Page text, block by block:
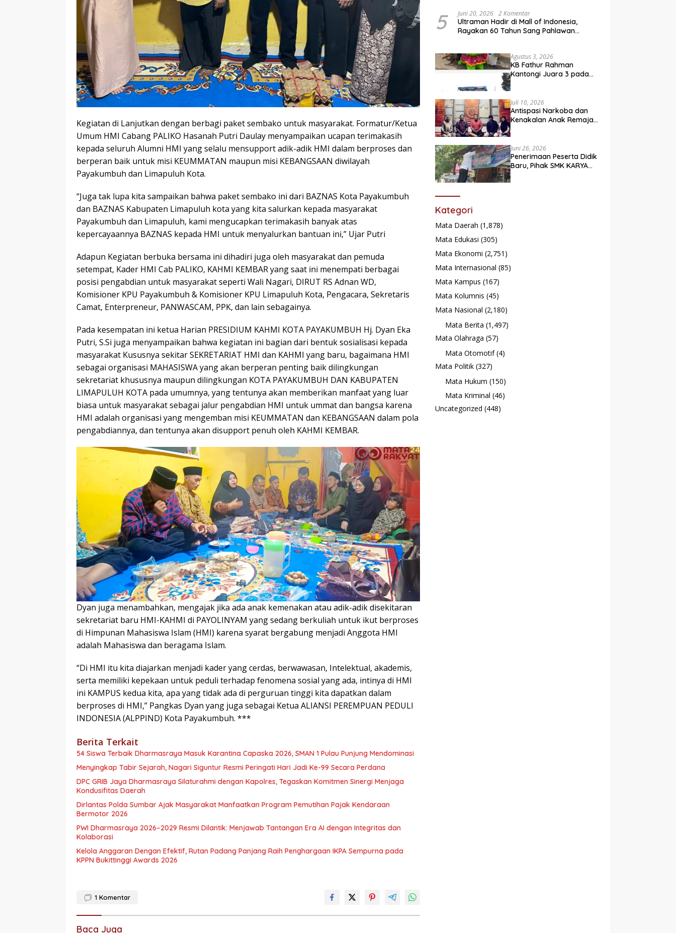
Kegiatan di Lanjutkan dengan berbagi paket sembako untuk masyarakat. Formatur/Ketua
Umum HMI Cabang PALIKO Hasanah Putri Daulay menyampaikan ucapan terimakasih
kepada seluruh Alumni HMI yang selalu mensupport adik-adik HMI dalam berproses dan
berperan baik untuk misi KEUMMATAN maupun misi KEBANGSAAN diwilayah
Payakumbuh dan Limapuluh Kota.
“Juga tak lupa kita sampaikan bahwa paket sembako ini dari BAZNAS Kota Payakumbuh
dan BAZNAS Kabupaten Limapuluh kota yang kita salurkan kepada masyarakat
Payakumbuh dan Limapuluh, kami mengucapkan terimakasih banyak atas
kepercayaannya BAZNAS kepada HMI untuk menyalurkan bantuan ini,” Ujar Putri
Adapun Kegiatan berbuka bersama ini dihadiri juga oleh masyarakat dan pemuda
setempat, Kader HMI Cab PALIKO, KAHMI KEMBAR yang saat ini menempati berbagai
posisi pengabdian untuk masyarakat seperti Wali Nagari, DIRUT RS Adnan WD,
Komisioner KPU Payakumbuh & Komisioner KPU Limapuluh Kota, Pengacara, Sekretaris
Camat, Enterpreneur, PANWASCAM, PPK, dan lain sebagainya.
Pada kesempatan ini ketua Harian PRESIDIUM KAHMI KOTA PAYAKUMBUH Hj. Dyan Eka
Putri, S.Si juga menyampaikan bahwa kegiatan ini bagian dari bentuk sosialisasi kepada
masyarakat Kususnya sekitar SEKRETARIAT HMI dan KAHMI yang baru, bagaimana HMI
sebagai organisasi MAHASISWA yang akan berperan penting baik dilingkungan
sekretariat khususnya maupun dilingkungan KOTA PAYAKUMBUH DAN KABUPATEN
LIMAPULUH KOTA pada umumnya, yang tentunya akan memberikan manfaat yang luar
biasa untuk masyarakat sebagai jalur pengabdian HMI untuk ummat dan bangsa karena
HMI adalah organisasi yang mengemban misi KEUMMATAN dan KEBANGSAAN dalam pola
pengabdiannya, dan tentunya akan disupport penuh oleh KAHMI KEMBAR.
Dyan juga menambahkan, mengajak jika ada anak kemenakan atau adik-adik disekitaran
sekretariat baru HMI-KAHMI di PAYOLINYAM yang sedang berkuliah untuk ikut berproses
di Himpunan Mahasiswa Islam (HMI) karena syarat bergabung menjadi Anggota HMI
adalah Mahasiswa dan beragama Islam.
“Di HMI itu kita diajarkan menjadi kader yang cerdas, berwawasan, Intelektual, akademis,
serta memiliki kepekaan untuk peduli terhadap fenomena sosial yang ada, intinya di HMI
ini KAMPUS kedua kita, apa yang tidak ada di perguruan tinggi kita dapatkan dalam
berproses di HMI,” Pangkas Dyan yang juga sebagai Ketua ALIANSI PEREMPUAN PEDULI
INDONESIA (ALPPIND) Kota Payakumbuh. ***
Berita Terkait
54 Siswa Terbaik Dharmasraya Masuk Karantina Capaska 2026, SMAN 1 Pulau Punjung Mendominasi
Menyingkap Tabir Sejarah, Nagari Siguntur Resmi Peringati Hari Jadi Ke-99 Secara Perdana
DPC GRIB Jaya Dharmasraya Silaturahmi dengan Kapolres, Tegaskan Komitmen Sinergi Menjaga
Kondusifitas Daerah
Dirlantas Polda Sumbar Ajak Masyarakat Manfaatkan Program Pemutihan Pajak Kendaraan
Bermotor 2026
PWI Dharmasraya 2026–2029 Resmi Dilantik: Menjawab Tantangan Era AI dengan Integritas dan
Kolaborasi
Kelola Anggaran Dengan Efektif, Rutan Padang Panjang Raih Penghargaan IKPA Sempurna pada
KPPN Bukittinggi Awards 2026
1 Komentar
Baca Juga
5 Juni 20, 2026 2 Komentar
Ultraman Hadir di Mall of Indonesia,
Rayakan 60 Tahun Sang Pahlawan
Agustus 3, 2026
KB Fathur Rahman
Kantongi Juara 3 pada
Juli 10, 2026
Antispasi Narkoba dan
Kenakalan Anak Remaja,
Surau
Juni 26, 2026
Penerimaan Peserta Didik
Baru, Pihak SMK KARYA
Kategori
Mata Daerah (1,878)
Mata Edukasi (305)
Mata Ekonomi (2,751)
Mata Internasional (85)
Mata Kampus (167)
Mata Kolumnis (45)
Mata Nasional (2,180)
Mata Berita (1,497)
Mata Olahraga (57)
Mata Otomotif(4)
Mata Politik (327)
Mata Hukum (150)
Mata Kriminal (46)
Uncategorized (448)